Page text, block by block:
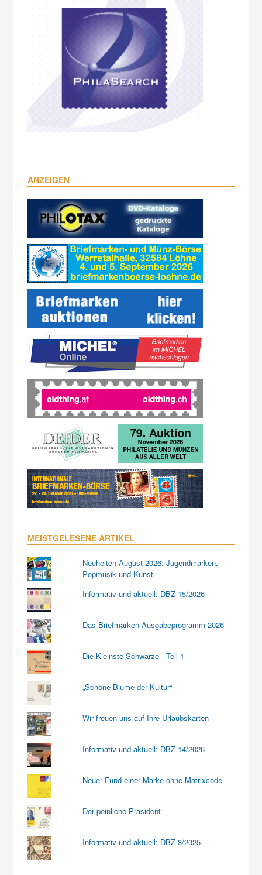
ANZEIGEN
MEISTGELESENE ARTIKEL
Neuheiten August 2026: Jugendmarken,
Popmusik und Kunst
Informativ und aktuell: DBZ 15/2026
Das Briefmarken-Ausgabeprogramm 2026
Die Kleinste Schwarze - Teil 1
„Schöne Blume der Kultur“
Wir freuen uns auf Ihre Urlaubskarten
Informativ und aktuell: DBZ 14/2026
Neuer Fund einer Marke ohne Matrixcode
Der peinliche Präsident
Informativ und aktuell: DBZ 8/2025